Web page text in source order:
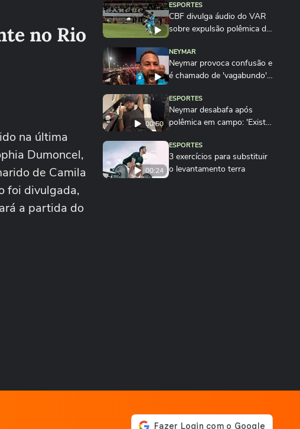
no Rio
na última
Dumoncel,
de Camila
foi divulgada,
a partida do
ESPORTES
CBF divulga áudio do VAR
sobre expulsão polêmica de
NEYMAR
Neymar provoca confusão e
é chamado de 'vagabundo'
00:50
ESPORTES
Neymar desabafa após
polêmica em campo: 'Existe
00:24
ESPORTES
3 exercícios para substituir
o levantamento terra
Pai de Neymar prevê que
filhos: ‘Isso não...
FUTEBOL